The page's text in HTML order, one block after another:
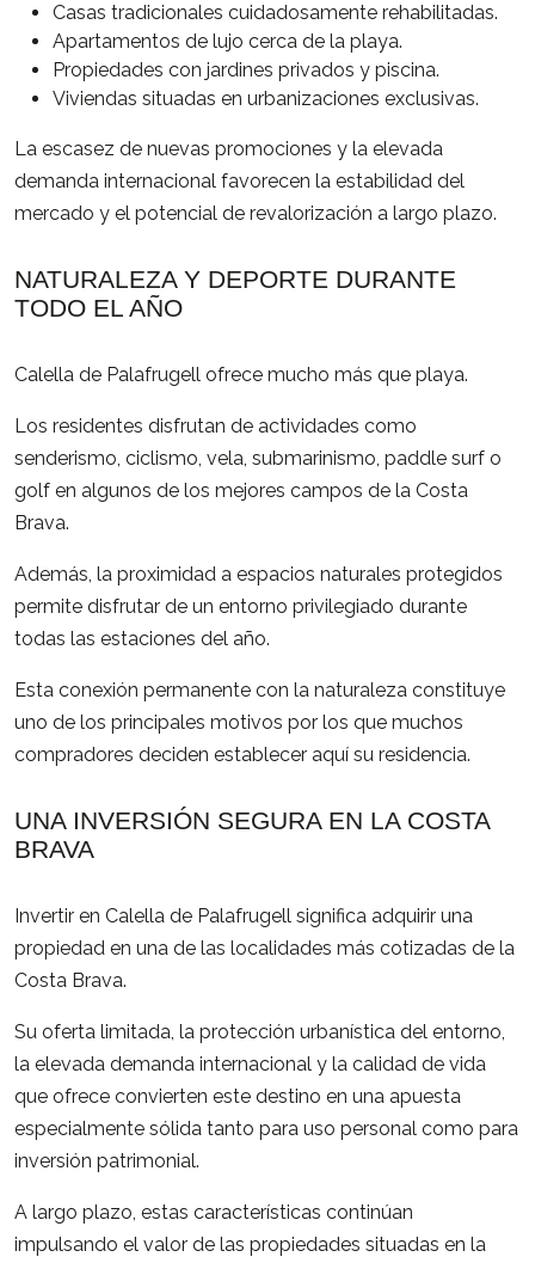
Casas tradicionales cuidadosamente rehabilitadas.
Apartamentos de lujo cerca de la playa.
Propiedades con jardines privados y piscina.
Viviendas situadas en urbanizaciones exclusivas.
La escasez de nuevas promociones y la elevada
demanda internacional favorecen la estabilidad del
mercado y el potencial de revalorización a largo plazo.
NATURALEZA Y DEPORTE DURANTE
TODO EL AÑO
Calella de Palafrugell ofrece mucho más que playa.
Los residentes disfrutan de actividades como
senderismo, ciclismo, vela, submarinismo, paddle surf o
golf en algunos de los mejores campos de la Costa
Brava.
Además, la proximidad a espacios naturales protegidos
permite disfrutar de un entorno privilegiado durante
todas las estaciones del año.
Esta conexión permanente con la naturaleza constituye
uno de los principales motivos por los que muchos
compradores deciden establecer aquí su residencia.
UNA INVERSIÓN SEGURA EN LA COSTA
BRAVA
Invertir en Calella de Palafrugell significa adquirir una
propiedad en una de las localidades más cotizadas de la
Costa Brava.
Su oferta limitada, la protección urbanística del entorno,
la elevada demanda internacional y la calidad de vida
que ofrece convierten este destino en una apuesta
especialmente sólida tanto para uso personal como para
inversión patrimonial.
A largo plazo, estas características continúan
impulsando el valor de las propiedades situadas en la